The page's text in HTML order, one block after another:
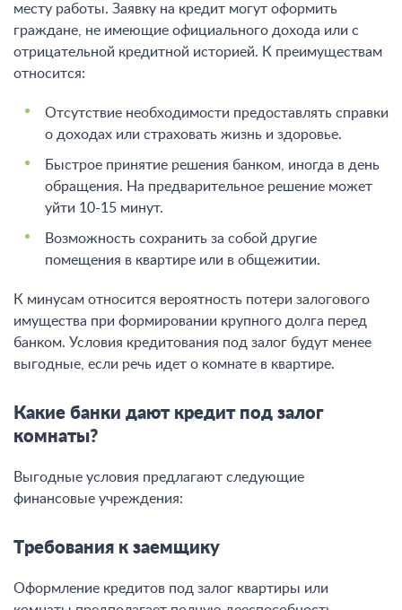
месту работы. Заявку на кредит могут оформить
граждане, не имеющие официального дохода или с
отрицательной кредитной историей. К преимуществам
относится:
Отсутствие необходимости предоставлять справки
о доходах или страховать жизнь и здоровье.
Быстрое принятие решения банком, иногда в день
обращения. На предварительное решение может
уйти 10-15 минут.
Возможность сохранить за собой другие
помещения в квартире или в общежитии.
К минусам относится вероятность потери залогового
имущества при формировании крупного долга перед
банком. Условия кредитования под залог будут менее
выгодные, если речь идет о комнате в квартире.
Какие банки дают кредит под залог
комнаты?
Выгодные условия предлагают следующие
финансовые учреждения:
Требования к заемщику
Оформление кредитов под залог квартиры или